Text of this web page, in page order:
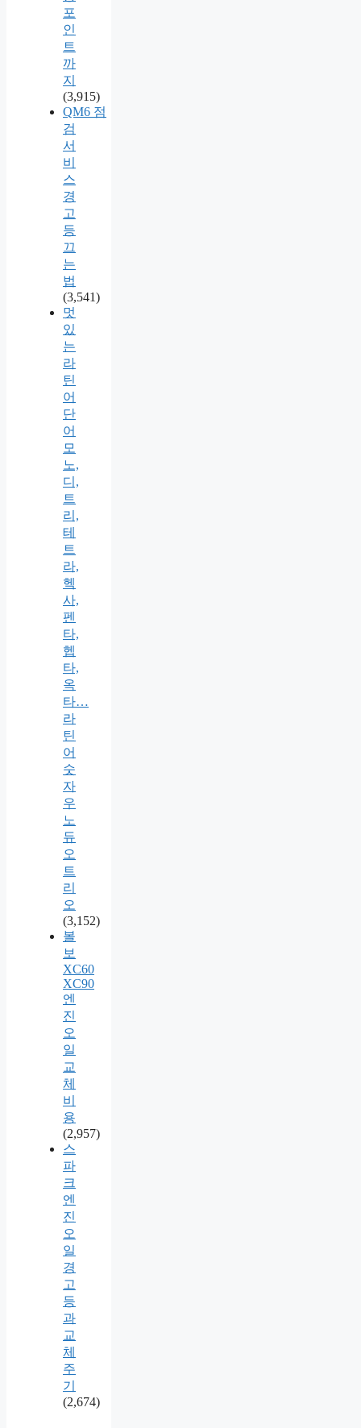
포
인
트
까
지
(3,915)
QM6 점
검
서
비
스
경
고
등
끄
는
법
(3,541)
멋
있
는
라
틴
어
단
어
모
노,
디,
트
리,
테
트
라,
헥
사,
펜
타,
헵
타,
옥
타…
라
틴
어
숫
자
우
노
듀
오
트
리
오
(3,152)
볼
보
XC60
XC90
엔
진
오
일
교
체
비
용
(2,957)
스
파
크
엔
진
오
일
경
고
등
과
교
체
주
기
(2,674)